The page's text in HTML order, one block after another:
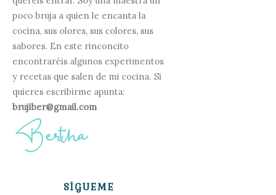
poco bruja a quien le encanta la
cocina, sus olores, sus colores, sus
sabores. En este rinconcito
encontraréis algunos experimentos
y recetas que salen de mi cocina. Si
quieres escribirme apunta:
brujiber@gmail.com
SÍGUEME